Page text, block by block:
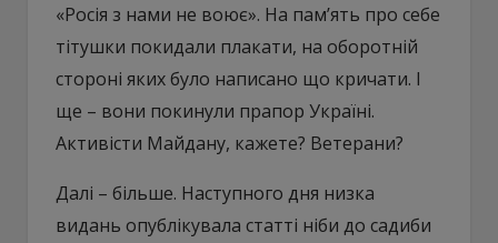
«Росія з нами не воює». На пам’ять про себе
тітушки покидали плакати, на оборотній
стороні яких було написано що кричати. І
ще – вони покинули прапор Україні.
Активісти Майдану, кажете? Ветерани?
Далі – більше. Наступного дня низка
видань опублікувала статті ніби до садиби